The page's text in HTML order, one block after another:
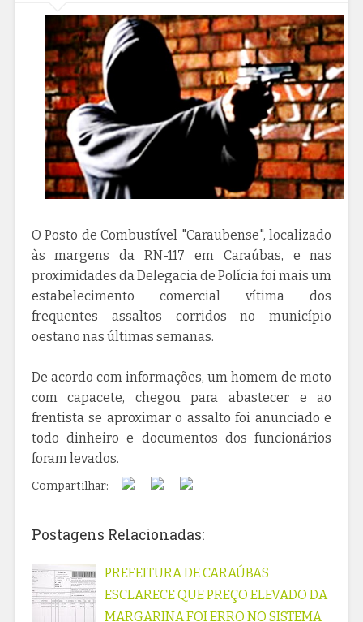
O Posto de Combustível "Caraubense", localizado
às margens da RN-117 em Caraúbas, e nas
proximidades da Delegacia de Polícia foi mais um
estabelecimento comercial vítima dos
frequentes assaltos corridos no município
oestano nas últimas semanas.
De acordo com informações, um homem de moto
com capacete, chegou para abastecer e ao
frentista se aproximar o assalto foi anunciado e
todo dinheiro e documentos dos funcionários
foram levados.
Compartilhar:
Postagens Relacionadas:
PREFEITURA DE CARAÚBAS
ESCLARECE QUE PREÇO ELEVADO DA
MARGARINA FOI ERRO NO SISTEMA